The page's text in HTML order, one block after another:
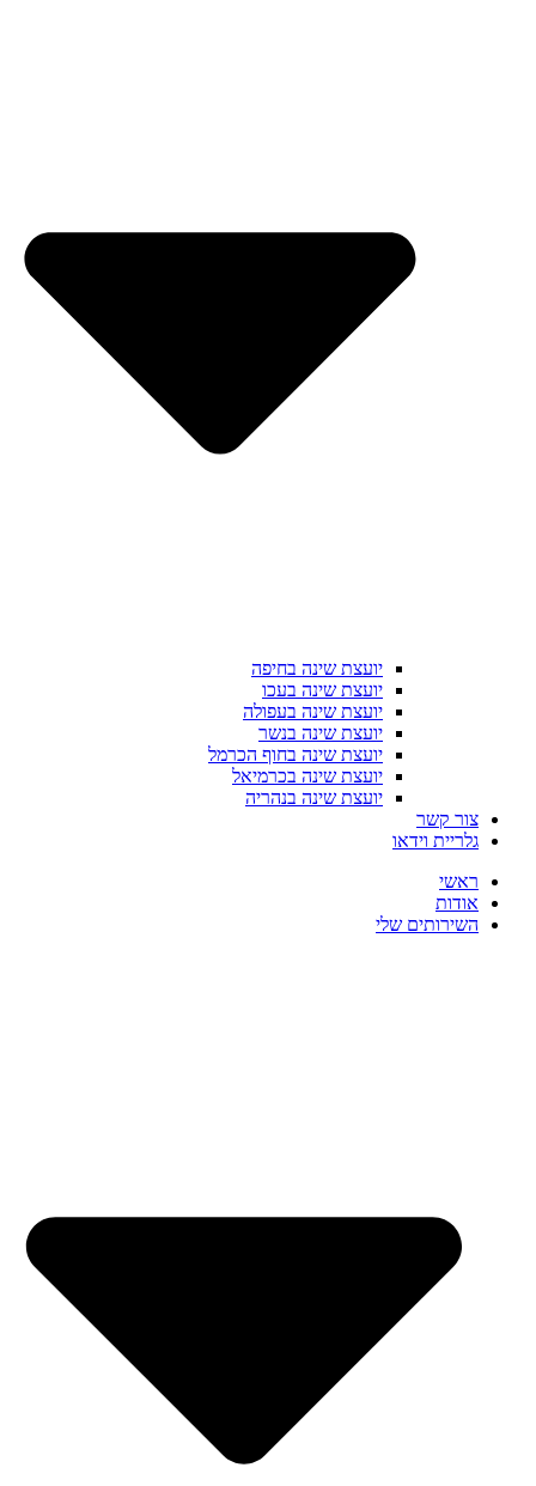
יועצת שינה בחיפה
יועצת שינה בעכו
יועצת שינה בעפולה
יועצת שינה בנשר
יועצת שינה בחוף הכרמל
יועצת שינה בכרמיאל
יועצת שינה בנהריה
צור קשר
גלריית וידאו
ראשי
אודות
השירותים שלי